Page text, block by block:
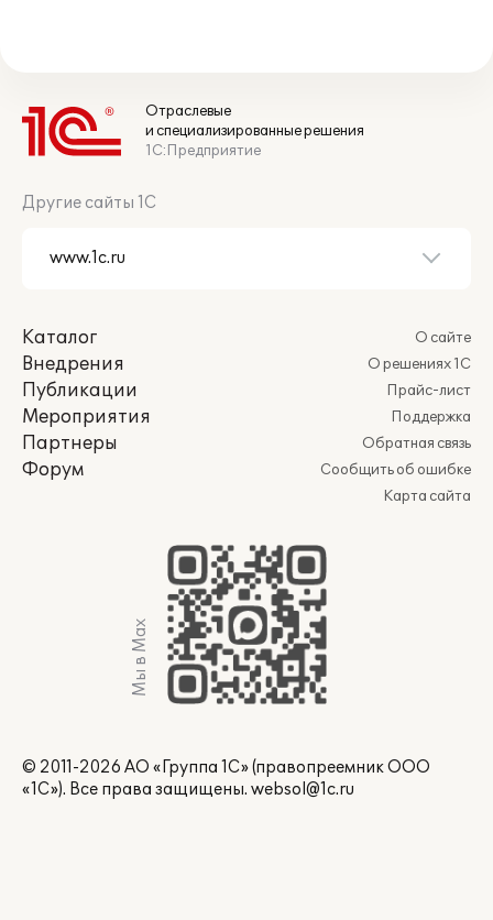
Отраслевые
и специализированные решения
1С:Предприятие
Другие сайты 1С
Каталог
Внедрения
Публикации
Мероприятия
Партнеры
Форум
О сайте
О решениях 1С
Прайс-лист
Поддержка
Обратная связь
Сообщить об ошибке
Карта сайта
Мы в Max
© 2011-2026 АО «Группа 1С» (правопреемник ООО
«1С»). Все права защищены. websol@1c.ru